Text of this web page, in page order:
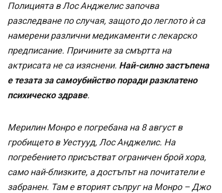
Полицията в Лос Анджелис започва
разследване по случая, защото до леглото ѝ са
намерени различни медикаменти с лекарско
предписание. Причините за смъртта на
актрисата не са изяснени. Най-силно застъпена
е тезата за самоубийство поради разклатено
психическо здраве.
Мерилин Монро е погребана на 8 август в
гробището в Уестууд, Лос Анджелис. На
погребението присъстват ограничен брой хора,
само най-близките, а достъпът на почитатели е
забранен. Там е вторият съпруг на Монро – Джо